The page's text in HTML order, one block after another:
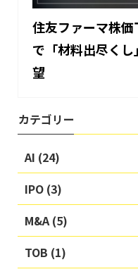
住友ファーマ株
で「材料出尽く
望
カテゴリー
AI (24)
IPO (3)
M&A (5)
TOB (1)